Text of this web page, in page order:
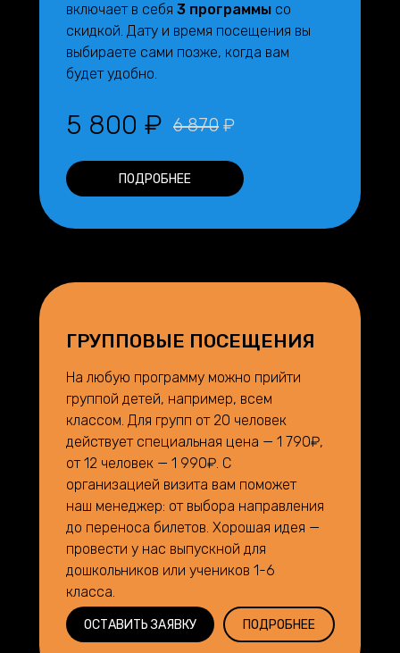
включает в себя 3 программы со
скидкой. Дату и время посещения вы
выбираете сами позже, когда вам
будет удобно.
ПОДРОБНЕЕ
5 800 ₽ 6 870 ₽
На любую программу можно прийти
группой детей, например, всем
классом. Для групп от 20 человек
действует специальная цена — 1 790₽,
от 12 человек — 1 990₽. С
организацией визита вам поможет
наш менеджер: от выбора направления
до переноса билетов. Хорошая идея —
провести у нас выпускной для
дошкольников или учеников 1-6
класса.
ОСТАВИТЬ ЗАЯВКУ
ГРУППОВЫЕ ПОСЕЩЕНИЯ
ПОДРОБНЕЕ